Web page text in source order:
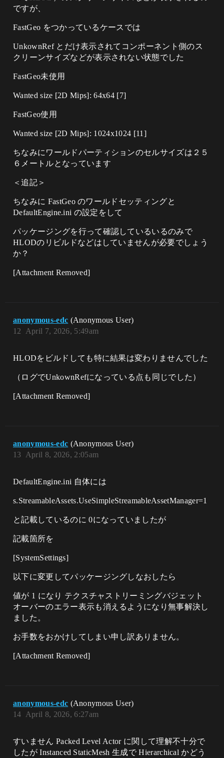
ですが、
FastGeo をつかっているケースでは
UnkownRef とだけ表示されてコンポーネント側のス
クリーンサイズなどが表示されない状態でした
FastGeo未使用
Wanted size [2D Mips]: 64x64 [7]
FastGeo使用
Wanted size [2D Mips]: 1024x1024 [11]
ちなみにワールドパーティションのセルサイズは２５
６メートルとなっています
＜追記＞
ちなみに FastGeo のワールドセッティングと
DefaultEngine.ini の設定をして
パッケージングを行って確認しているいるのみで
HLODのリビルドなどはしていませんが必要でしょう
か？
[Attachment Removed]
anonymous-edc (Anonymous User)
April 7, 2026, 5:49am
12
HLODをビルドしても特に結果は変わりませんでした
（ログでUnkownRefになっている点も同じでした）
[Attachment Removed]
anonymous-edc (Anonymous User)
April 8, 2026, 2:05am
13
DefaultEngine.ini 自体には
s.StreamableAssets.UseSimpleStreamableAssetManager=1
と記載しているのに 0になっていましたが
記載箇所を
[SystemSettings]
以下に変更してパッケージングしなおしたら
値が 1 になり テクスチャストリーミングバジェット
オーバーのエラー表示も消えるようになり無事解決し
ました。
お手数をおかけしてしまい申し訳ありません。
[Attachment Removed]
anonymous-edc (Anonymous User)
April 8, 2026, 6:27am
14
すいません Packed Level Actor に関して理解不十分で
したが Instanced StaticMesh 生成で Hierarchical かどう